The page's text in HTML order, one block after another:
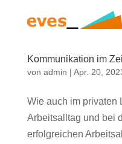
Kommunikation im
von admin | Apr. 20,
Wie auch im privaten
Arbeitsalltag und bei
erfolgreichen